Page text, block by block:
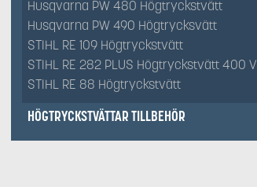
Husqvarna PW 480 Högtryckstvätt
Husqvarna PW 490 Högtrycksvätt
STIHL RE 109 Högtryckstvätt
STIHL RE 282 PLUS Högtryckstvätt 400 V
STIHL RE 88 Högtryckstvätt
HÖGTRYCKSTVÄTTAR TILLBEHÖR